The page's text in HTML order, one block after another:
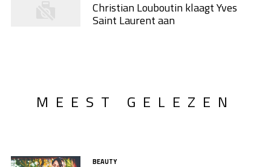
Christian Louboutin klaagt Yves
Saint Laurent aan
MEEST GELEZEN
BEAUTY